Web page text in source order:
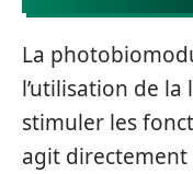
La
l’utilisation de
stimuler les
agit directement